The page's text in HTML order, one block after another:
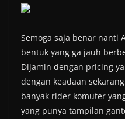
Semoga saja benar nanti
bentuk yang ga jauh
Dijamin dengan pricing
dengan keadaan
banyak rider komuter
yang punya tampilan